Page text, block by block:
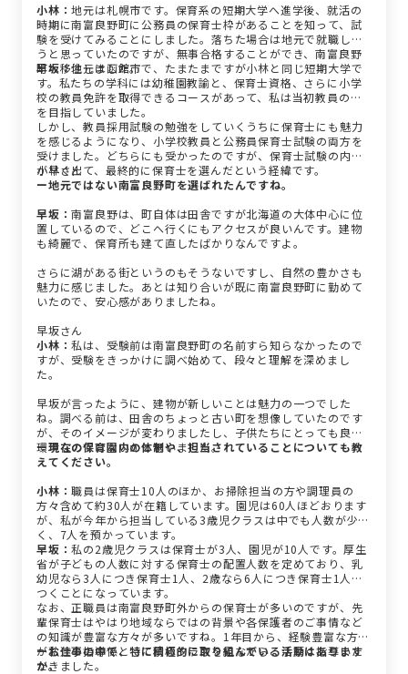
小林：地元は札幌市です。保育系の短期大学へ進学後、就活の
時期に南富良野町に公務員の保育士枠があることを知って、試
験を受けてみることにしました。落ちた場合は地元で就職しよ
うと思っていたのですが、無事合格することができ、南富良野
町へ移住しました。
早坂：地元は函館市で、たまたまですが小林と同じ短期大学で
す。私たちの学科には幼稚園教諭と、保育士資格、さらに小学
校の教員免許を取得できるコースがあって、私は当初教員の道
を目指していました。
しかし、教員採用試験の勉強をしていくうちに保育士にも魅力
を感じるようになり、小学校教員と公務員保育士試験の両方を
受けました。どちらにも受かったのですが、保育士試験の内定
が早く出て、最終的に保育士を選んだという経緯です。
小林さん
ー地元ではない南富良野町を選ばれたんですね。
早坂：南富良野は、町自体は田舎ですが北海道の大体中心に位
置しているので、どこへ行くにもアクセスが良いんです。建物
も綺麗で、保育所も建て直したばかりなんですよ。
さらに湖がある街というのもそうないですし、自然の豊かさも
魅力に感じました。あとは知り合いが既に南富良野町に勤めて
いたので、安心感がありましたね。
早坂さん
小林：私は、受験前は南富良野町の名前すら知らなかったので
すが、受験をきっかけに調べ始めて、段々と理解を深めまし
た。
早坂が言ったように、建物が新しいことは魅力の一つでした
ね。調べる前は、田舎のちょっと古い町を想像していたのです
が、そのイメージが変わりましたし、子供たちにとっても良い
環境なのではないかと思いました。
ー現在の保育園内の体制や、担当されていることについても教
えてください。
小林：職員は保育士10人のほか、お掃除担当の方や調理員の
方々含めて約30人が在籍しています。園児は60人ほどおります
が、私が今年から担当している3歳児クラスは中でも人数が少な
く、7人を預かっています。
早坂：私の2歳児クラスは保育士が3人、園児が10人です。厚生
省が子どもの人数に対する保育士の配置人数を定めており、乳
幼児なら3人につき保育士1人、2歳なら6人につき保育士1人が
つくことになっています。
なお、正職員は南富良野町外からの保育士が多いのですが、先
輩保育士はやはり地域ならではの背景や各保護者のご事情など
の知識が豊富な方々が多いですね。1年目から、経験豊富な方々
が私達の指導係として同じクラスを見ながら、手厚く指導いた
だきました。
ーお仕事の中で、特に積極的に取り組んでいる活動はあります
か。